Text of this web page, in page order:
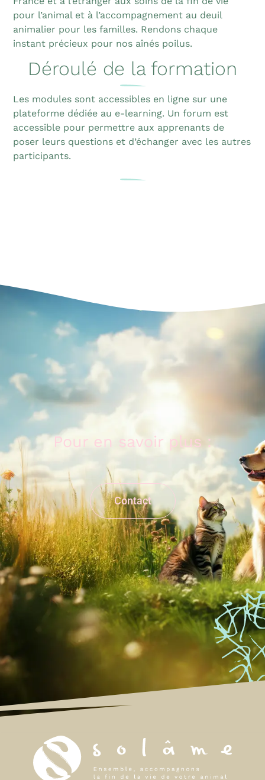
pour l’animal et à l’accompagnement au deuil
animalier pour les familles. Rendons chaque
instant précieux pour nos aînés poilus.
Déroulé de la formation
Les modules sont accessibles en ligne sur une
plateforme dédiée au e-learning. Un forum est
accessible pour permettre aux apprenants de
poser leurs questions et d’échanger avec les autres
participants.
Pour en savoir plus :
Contact